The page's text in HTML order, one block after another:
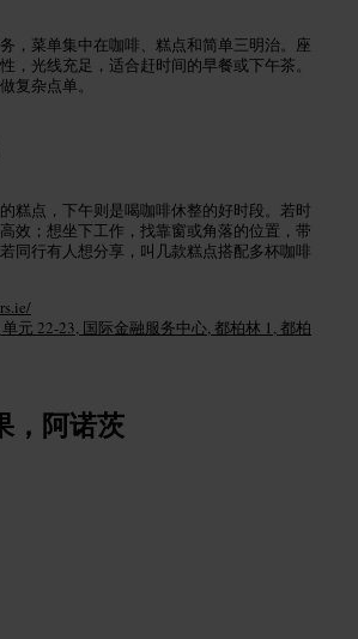
，菜单集中在咖啡、糕点和简单三明治。座
，光线充足，适合赶时间的早餐或下午茶。
复杂点单。
糕点，下午则是喝咖啡休整的好时段。若时
效；想坐下工作，找靠窗或角落的位置，带
同行有人想分享，叫几款糕点搭配多杯咖啡
元 22-23, 国际金融服务中心, 都柏林 1, 都柏
，阿诺茨